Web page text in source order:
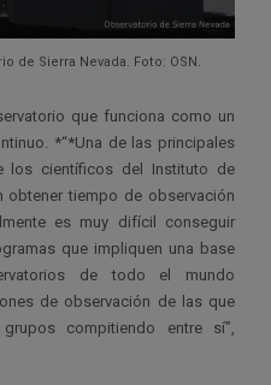
de Sierra Nevada. Foto: OSN.
que funciona como un
*“*Una de las principales
los científicos del Instituto de
tiempo de observación
es muy difícil conseguir
que impliquen una base
de todo el mundo
de observación de las que
compitiendo entre sí”,